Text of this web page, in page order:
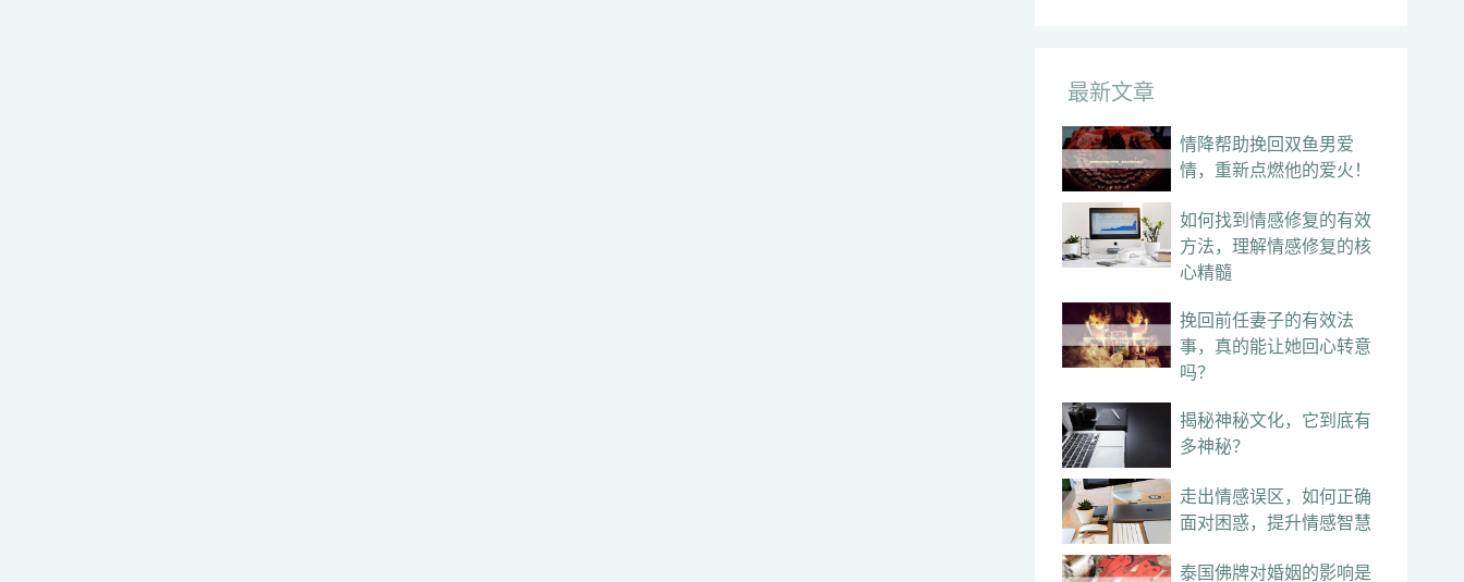
最新文章
情降帮助挽回双鱼男爱
情，重新点燃他的爱火！
如何找到情感修复的有效
方法，理解情感修复的核
心精髓
挽回前任妻子的有效法
事，真的能让她回心转意
吗？
揭秘神秘文化，它到底有
多神秘？
走出情感误区，如何正确
面对困惑，提升情感智慧
泰国佛牌对婚姻的影响是